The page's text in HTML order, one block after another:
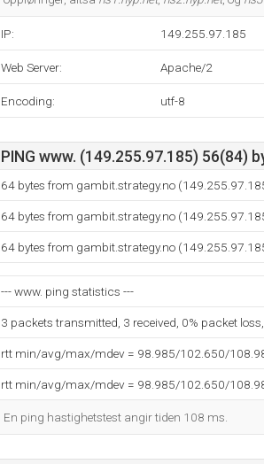
IP: 149.255.97.185
Web Server: Apache/2
Encoding: utf-8
PING www. (149.255.97.185) 56(84)
64 bytes from gambit.strategy.no
64 bytes from gambit.strategy.no
64 bytes from gambit.strategy.no
--- www. ping statistics ---
3 packets transmitted, 3 received, 0% packet
rtt min/avg/max/mdev = 98.985/102.650/
rtt min/avg/max/mdev = 98.985/102.650/
En ping hastighetstest angir tiden 108 ms.